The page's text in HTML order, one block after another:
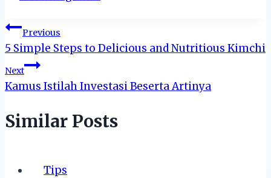
Post
navigation
Previous
5 Simple Steps to Delicious and Nutritious Kimchi
Next
Kamus Istilah Investasi Beserta Artinya
Similar Posts
Tips